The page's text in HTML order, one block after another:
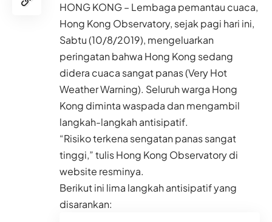
HONG KONG – Lembaga pemantau cuaca,
Hong Kong Observatory, sejak pagi hari ini,
Sabtu (10/8/2019), mengeluarkan
peringatan bahwa Hong Kong sedang
didera cuaca sangat panas (Very Hot
Weather Warning). Seluruh warga Hong
Kong diminta waspada dan mengambil
langkah-langkah antisipatif.
“Risiko terkena sengatan panas sangat
tinggi,” tulis Hong Kong Observatory di
website resminya.
Berikut ini lima langkah antisipatif yang
disarankan: